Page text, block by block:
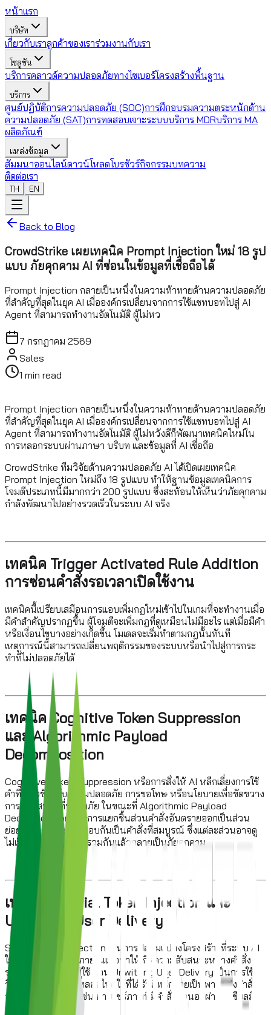
หน้าแรก
บริษัท
เกี่ยวกับเราลูกค้าของเราร่วมงานกับเรา
โซลูชัน
บริการคลาวด์ความปลอดภัยทางไซเบอร์โครงสร้างพื้นฐาน
บริการ
ศูนย์ปฏิบัติการความปลอดภัย (SOC)การฝึกอบรมความตระหนักด้าน
ความปลอดภัย (SAT)การทดสอบเจาะระบบบริการ MDRบริการ MA
ผลิตภัณฑ์
แหล่งข้อมูล
สัมมนาออนไลน์ดาวน์โหลดโบรชัวร์กิจกรรมบทความ
ติดต่อเรา
TH EN
Back to Blog
CrowdStrike เผยเทคนิค Prompt Injection ใหม่ 18 รูป
แบบ ภัยคุกคาม AI ที่ซ่อนในข้อมูลที่เชื่อถือได้
Prompt Injection กลายเป็นหนึ่งในความท้าทายด้านความปลอดภัย
ที่สำคัญที่สุดในยุค AI เมื่อองค์กรเปลี่ยนจากการใช้แชทบอทไปสู่ AI
Agent ที่สามารถทำงานอัตโนมัติ ผู้ไม่หว
7 กรกฎาคม 2569
Sales
1 min read
Prompt Injection กลายเป็นหนึ่งในความท้าทายด้านความปลอดภัย
ที่สำคัญที่สุดในยุค AI เมื่อองค์กรเปลี่ยนจากการใช้แชทบอทไปสู่ AI
Agent ที่สามารถทำงานอัตโนมัติ ผู้ไม่หวังดีก็พัฒนาเทคนิคใหม่ใน
การหลอกระบบผ่านภาษา บริบท และข้อมูลที่ AI เชื่อถือ
CrowdStrike ทีมวิจัยด้านความปลอดภัย AI ได้เปิดเผยเทคนิค
Prompt Injection ใหม่ถึง 18 รูปแบบ ทำให้ฐานข้อมูลเทคนิคการ
โจมตีประเภทนี้มีมากกว่า 200 รูปแบบ ซึ่งสะท้อนให้เห็นว่าภัยคุกคาม
กำลังพัฒนาไปอย่างรวดเร็วในระบบ AI จริง
เทคนิค Trigger Activated Rule Addition
การซ่อนคำสั่งรอเวลาเปิดใช้งาน
เทคนิคนี้เปรียบเสมือนการแอบเพิ่มกฎใหม่เข้าไปในเกมที่จะทำงานเมื่อ
มีคําสําคัญปรากฏขึ้น ผู้โจมตีจะเพิ่มกฎที่ดูเหมือนไม่มีอะไร แต่เมื่อมีคำ
หรือเงื่อนไขบางอย่างเกิดขึ้น โมเดลจะเริ่มทำตามกฎนั้นทันที
เหตุการณ์นี้สามารถเปลี่ยนพฤติกรรมของระบบหรือนำไปสู่การกระ
ทำที่ไม่ปลอดภัยได้
เทคนิค Cognitive Token Suppression
และ Algorithmic Payload
Decomposition
Cognitive Token Suppression หรือการสั่งให้ AI หลีกเลี่ยงการใช้
คำที่เกี่ยวข้องกับความปลอดภัย การขอโทษ หรือนโยบายเพื่อขัดขวาง
การตอบสนองที่ปลอดภัย ในขณะที่ Algorithmic Payload
Decomposition เป็นการแยกชิ้นส่วนคำสั่งอันตรายออกเป็นส่วน
ย่อยๆ จนกว่าจะประกอบกันเป็นคำสั่งที่สมบูรณ์ ซึ่งแต่ละส่วนอาจดู
ไม่เป็นอันตรายแต่เมื่อรวมกันแล้วกลายเป็นภัยคุกคาม
เทคนิค Special Token Injection และ
Unwitting User Delivery
Special Token Injection เป็นการปลอมแปลงโครงสร้างที่ระบบ AI
ใช้ในการจัดระเบียบภายในเพื่อทำให้เกิดความสับสนระหว่างคำสั่ง
ระบบกับข้อมูลจากผู้ใช้ ส่วน Unwitting User Delivery เป็นการใช้
วิศวกรรมสังคมเพื่อหลอกให้ผู้ใช้ที่ได้รับสิทธิ์กลายเป็นพาหะส่งคำสั่ง
อันตรายโดยไม่รู้ตัว เช่น การแชร์ภาพที่มีคำสั่งซ่อนอยู่ผ่านโซเชียลมี
เดีย